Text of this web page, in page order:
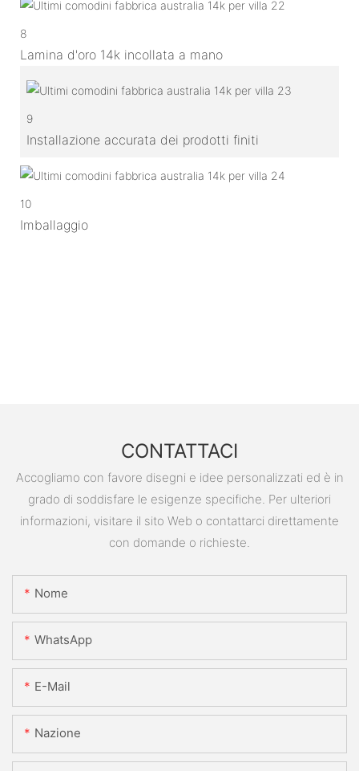
8
Lamina d'oro 14k incollata a mano
9
Installazione accurata dei prodotti finiti
10
Imballaggio
CONTATTACI
Accogliamo con favore disegni e idee personalizzati ed è in
grado di soddisfare le esigenze specifiche. Per ulteriori
informazioni, visitare il sito Web o contattarci direttamente
con domande o richieste.
Nome
WhatsApp
E-Mail
Nazione